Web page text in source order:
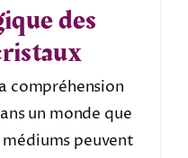
des
compréhension
un monde que
peuvent